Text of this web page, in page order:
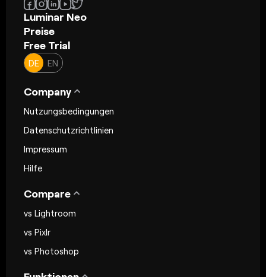
Luminar Neo
Preise
Free Trial
DE EN
Company
Nutzungsbedingungen
Datenschutzrichtlinien
Impressum
Hilfe
Compare
vs Lightroom
vs Pixlr
vs Photoshop